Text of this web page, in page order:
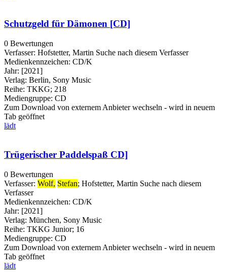
Schutzgeld für Dämonen [CD]
0 Bewertungen
Verfasser: Hofstetter, Martin Suche nach diesem Verfasser
Medienkennzeichen: CD/K
Jahr: [2021]
Verlag: Berlin, Sony Music
Reihe: TKKG; 218
Mediengruppe: CD
Zum Download von externem Anbieter wechseln - wird in neuem
Tab geöffnet
lädt
Trügerischer Paddelspaß CD]
0 Bewertungen
Verfasser: Wolf, Stefan; Hofstetter, Martin Suche nach diesem
Verfasser
Medienkennzeichen: CD/K
Jahr: [2021]
Verlag: München, Sony Music
Reihe: TKKG Junior; 16
Mediengruppe: CD
Zum Download von externem Anbieter wechseln - wird in neuem
Tab geöffnet
lädt